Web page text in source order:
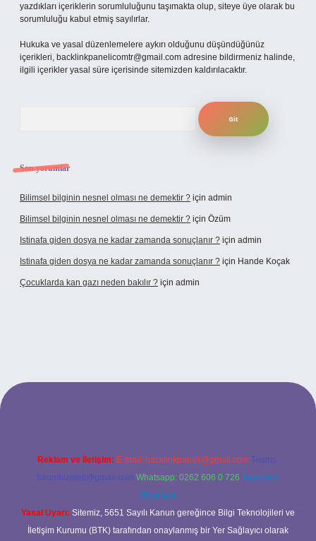
yazdıkları içeriklerin sorumluluğunu taşımakta olup, siteye üye olarak bu
sorumluluğu kabul etmiş sayılırlar.
Hukuka ve yasal düzenlemelere aykırı olduğunu düşündüğünüz
içerikleri, backlinkpanelicomtr@gmail.com adresine bildirmeniz halinde,
ilgili içerikler yasal süre içerisinde sitemizden kaldırılacaktır.
Son yorumlar
Bilimsel bilginin nesnel olması ne demektir ? için admin
Bilimsel bilginin nesnel olması ne demektir ? için Özüm
Istinafa giden dosya ne kadar zamanda sonuçlanır ? için admin
Istinafa giden dosya ne kadar zamanda sonuçlanır ? için Hande Koçak
Çocuklarda kan gazı neden bakılır ? için admin
Reklam ve İletişim: E-mail: backlinkpaneli@gmail.com Teams:
forumhizmeti@gmail.com Whatsapp: 0262 606 0 726 Telegram:
@karabul
Yasal Uyarı: Sitemiz, 5651 Sayılı Kanun gereğince Bilgi Teknolojileri ve
İletişim Kurumu (BTK) tarafından onaylanmış bir Yer Sağlayıcı olarak